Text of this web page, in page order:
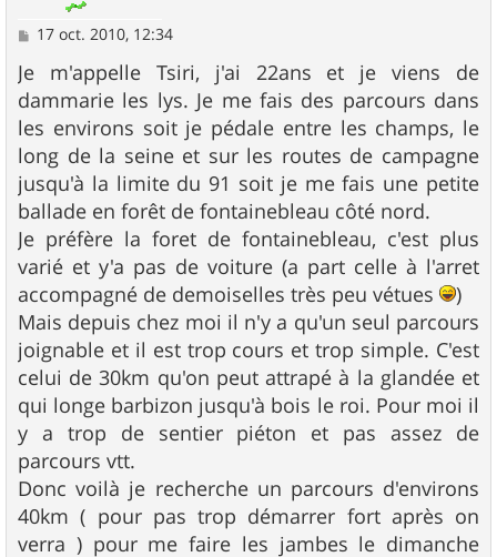
M
s
s
a
g
e
17 oct. 2010, 12:34
Je m'appelle Tsiri, j'ai 22ans et je viens de
dammarie les lys. Je me fais des parcours dans
les environs soit je pédale entre les champs, le
long de la seine et sur les routes de campagne
jusqu'à la limite du 91 soit je me fais une petite
ballade en forêt de fontainebleau côté nord.
Je préfère la foret de fontainebleau, c'est plus
varié et y'a pas de voiture (a part celle à l'arret
accompagné de demoiselles très peu vétues
)
Mais depuis chez moi il n'y a qu'un seul parcours
joignable et il est trop cours et trop simple. C'est
celui de 30km qu'on peut attrapé à la glandée et
qui longe barbizon jusqu'à bois le roi. Pour moi il
y a trop de sentier piéton et pas assez de
parcours vtt.
Donc voilà je recherche un parcours d'environs
40km ( pour pas trop démarrer fort après on
verra ) pour me faire les jambes le dimanche